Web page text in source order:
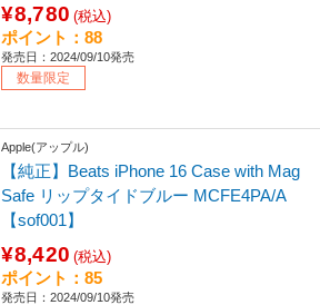
¥8,780 (税込)
ポイント：88
発売日：2024/09/10発売
数量限定
Apple(アップル)
【純正】Beats iPhone 16 Case with Mag
Safe リップタイドブルー MCFE4PA/A
【sof001】
¥8,420 (税込)
ポイント：85
発売日：2024/09/10発売